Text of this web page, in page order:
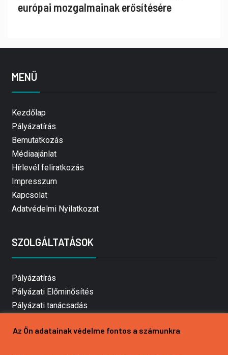
európai mozgalmainak erősítésére
MENÜ
Kezdőlap
Pályázatírás
Bemutatkozás
Médiaajánlat
Hírlevél feliratkozás
Impresszum
Kapcsolat
Adatvédelmi Nyilatkozat
SZOLGÁLTATÁSOK
Pályázatírás
Pályázati Előminősítés
Pályázati tanácsadás
Mezőgazdasági pályázatírás
Az Ön adatainak védelme fontos a számunkra